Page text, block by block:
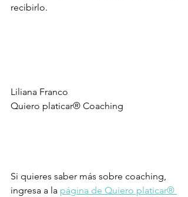
recibirlo.
Liliana Franco
Quiero platicar® Coaching
Si quieres saber más sobre coaching,
ingresa a la página de Quiero platicar®